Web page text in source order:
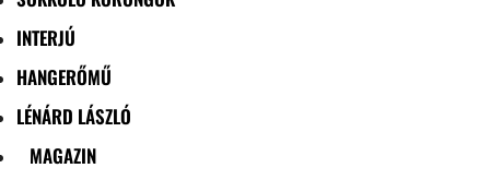
INTERJÚ
HANGERŐMŰ
LÉNÁRD LÁSZLÓ
MAGAZIN